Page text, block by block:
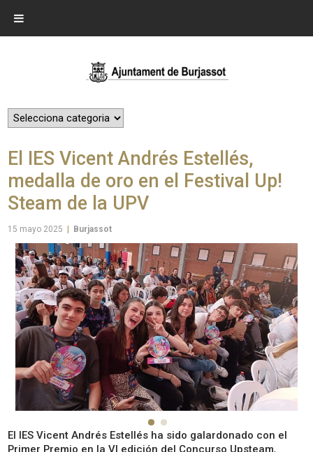
El IES Vicent Andrés Estellés,
medalla de oro en el Festival Up!
Steam de la UPV
15 mayo 2025 Burjassot
El IES Vicent Andrés Estellés ha sido galardonado con el
Primer Premio en la VI edición del Concurso Upsteam,